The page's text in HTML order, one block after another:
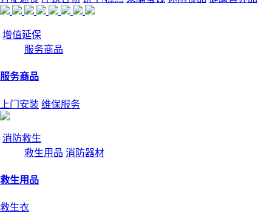
增值延保
服务商品
服务商品
上门安装 维保服务
消防救生
救生用品 消防器材
救生用品
救生衣